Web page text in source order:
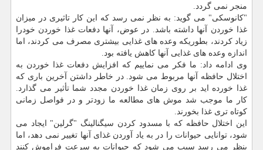
منجر نمی گردد.
"کانوسکی" می گوید: به نظر نمی رسد که این کار تاثیری در میزان
غذا خوردن آنها داشته باشد. در عوض، آنها دفعات غذا خوردن خودرا
زیاد کردند، بطوریکه وعده های غذایی بیشتری مصرف می کردند، اما
اندازه وعده های غذایی آنها کاهش یافته بود.
وی ادامه داد: ما فکر می نماییم که افزایش دفعات غذا خوردن به
اختلال حافظه آنها مربوط می شود. در خاطر داشتن آخرین باری که
غذا خورده اید بر روی زمان غذا خوردن مجدد شما تأثیر می گذارد.
کار ما موجب شد موش های مطالعه ما زودتر و در فواصل زمانی
کوتاه تری غذا بخورند.
این اختلال حافظه که با مسدود کردن سیگنالینگ "گرلین" ایجاد می
شود، توانایی حیوانات را در به یاد آوردن غذای آنها تغییر نمی دهد، اما
بنظر می رسد سبب می شود که حیوانات به سرعت فراموش کنند